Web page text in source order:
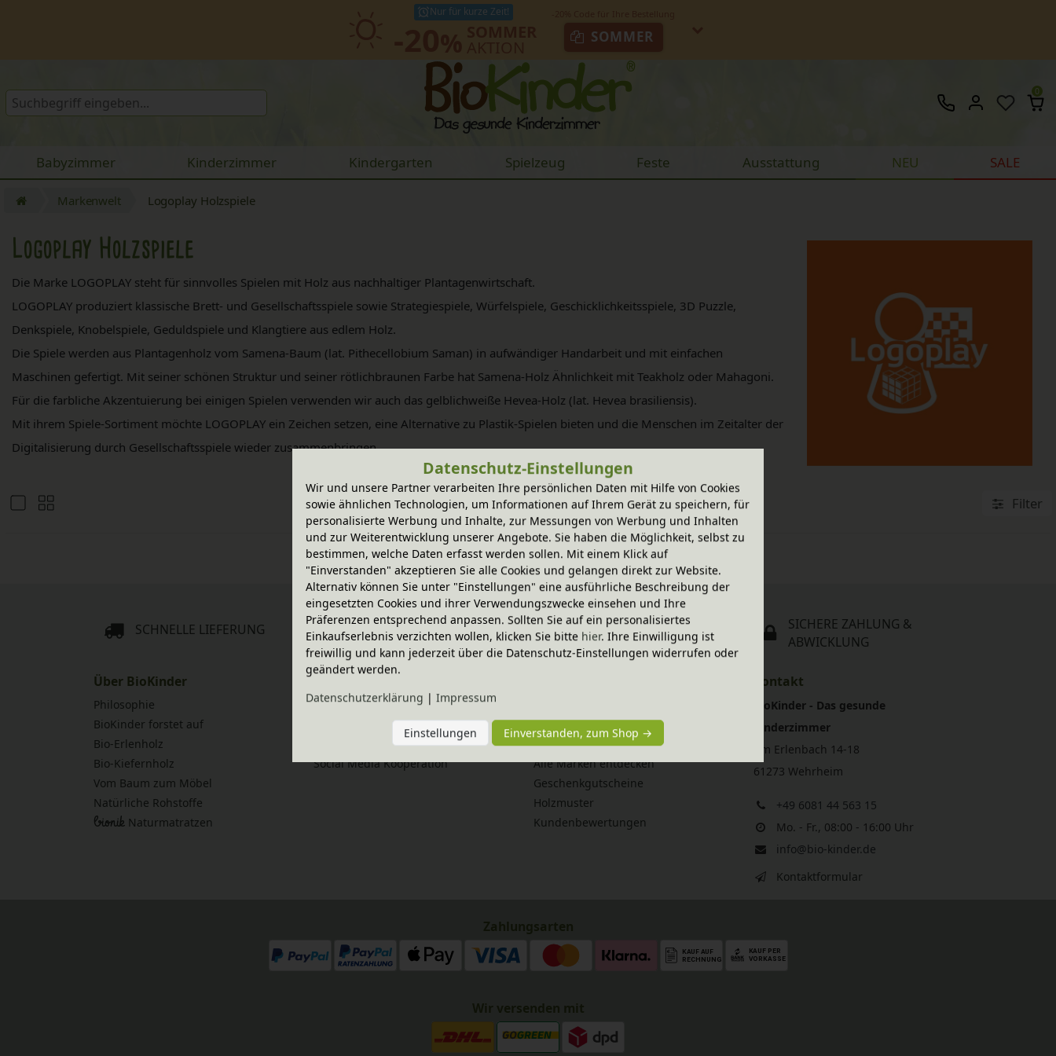
Nur für kurze Zeit!
SOMMER
0
Babyzimmer Kinderzimmer Kindergarten Spielzeug Feste Ausstattung NEU SALE
Markenwelt Logoplay Holzspiele
Logoplay Holzspiele
Die Marke LOGOPLAY steht für sinnvolles Spielen mit Holz aus nachhaltiger Plantagenwirtschaft.
LOGOPLAY produziert klassische Brett- und Gesellschaftsspiele sowie Strategiespiele, Würfelspiele, Geschicklichkeitsspiele, 3D Puzzle,
Denkspiele, Knobelspiele, Geduldspiele und Klangtiere aus edlem Holz.
Die Spiele werden aus Plantagenholz vom Samena-Baum (lat. Pithecellobium Saman) in aufwändiger Handarbeit und mit einfachen
Maschinen gefertigt. Mit seiner schönen Struktur und seiner rötlichbraunen Farbe hat Samena-Holz Ähnlichkeit mit Teakholz oder Mahagoni.
Für die farbliche Akzentuierung bei einigen Spielen verwenden wir auch das gelblichweiße Hevea-Holz (lat. Hevea brasiliensis).
Mit ihrem Spiele-Sortiment möchte LOGOPLAY ein Zeichen setzen, eine Alternative zu Plastik-Spielen bieten und die Menschen im Zeitalter der
Digitalisierung durch Gesellschaftsspiele wieder zusammenbringen.
Filter
0 Artikel
SCHNELLE LIEFERUNG
NACHHALTIGES
SORTIMENT
LANGLEBIG &
MITWACHSEND
SICHERE ZAHLUNG &
ABWICKLUNG
Über BioKinder
Philosophie
BioKinder forstet auf
Bio-Erlenholz
Bio-Kiefernholz
Vom Baum zum Möbel
Natürliche Rohstoffe
bionik Naturmatratzen
Aufbauservice
Aufbauanleitungen
Social Media Kooperation
Lieferzeiten
Newsletter
Alle Marken entdecken
Geschenkgutscheine
Holzmuster
Kundenbewertungen
Kontakt
BioKinder - Das gesunde
Kinderzimmer
Am Erlenbach 14-18
61273 Wehrheim
+49 6081 44 563 15
Mo. - Fr., 08:00 - 16:00 Uhr
info@bio-kinder.de
Kontaktformular
Zahlungsarten
Wir versenden mit
Datenschutz-Einstellungen
Wir und unsere Partner verarbeiten Ihre persönlichen Daten mit Hilfe von Cookies
sowie ähnlichen Technologien, um Informationen auf Ihrem Gerät zu speichern, für
personalisierte Werbung und Inhalte, zur Messungen von Werbung und Inhalten
und zur Weiterentwicklung unserer Angebote. Sie haben die Möglichkeit, selbst zu
bestimmen, welche Daten erfasst werden sollen. Mit einem Klick auf
"Einverstanden" akzeptieren Sie alle Cookies und gelangen direkt zur Website.
Alternativ können Sie unter "Einstellungen" eine ausführliche Beschreibung der
eingesetzten Cookies und ihrer Verwendungszwecke einsehen und Ihre
Präferenzen entsprechend anpassen. Sollten Sie auf ein personalisiertes
Einkaufserlebnis verzichten wollen, klicken Sie bitte hier. Ihre Einwilligung ist
freiwillig und kann jederzeit über die Datenschutz-Einstellungen widerrufen oder
geändert werden.
Daten­schutz­erklärung | Impressum
Einstellungen Einverstanden, zum Shop →